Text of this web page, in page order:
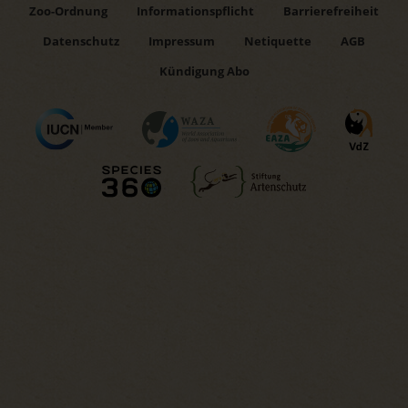
Zoo-Ordnung Informationspflicht
Barrierefreiheit
Datenschutz
Impressum Netiquette
AGB
Kündigung Abo